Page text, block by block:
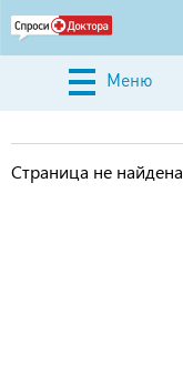
Меню
Страница не найдена